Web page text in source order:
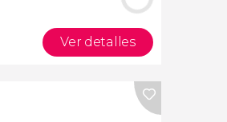
Ver detalles